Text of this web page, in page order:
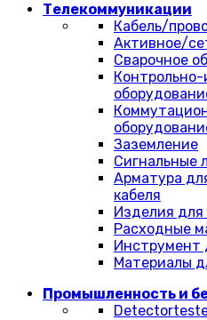
Телекоммуникации
Кабель/
Активное/
Сварочное
Заземление
Сигнальные
Арматура
кабеля
Изделия для
Расходные
Инструмент
Материалы
Промышленность и